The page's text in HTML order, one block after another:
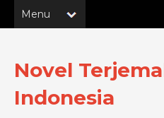
Novel
Indonesia